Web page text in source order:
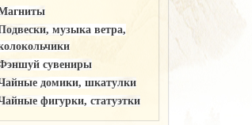
музыка ветра,
сувениры
домики, шкатулки
фигурки, статуэтки